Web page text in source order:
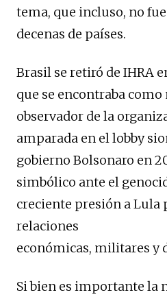
tema, que incluso, no
decenas de países.
Brasil se retiró de IHRA
que se encontraba
observador de la
amparada en el lobby
gobierno Bolsonaro en
simbólico ante el
creciente presión a Lula
relaciones
económicas, militares y
Si bien es importante la